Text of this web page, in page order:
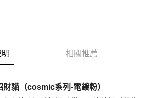
單，「大哥付你分期」於每月結算日後寄送繳費提
後，可選擇「超商條碼／台灣大直營門市／銀行轉
」等通路繳費。
」】
到商品之後才付款」的支付方式。 讓您購物簡單
服務後，再付款。
並確認金額後，即可完成結帳。
含以上)免運費
星巴克旁) 即日起不提供京站紙袋，取件時
相關推薦
貓（cosmic系列-電鍍粉）